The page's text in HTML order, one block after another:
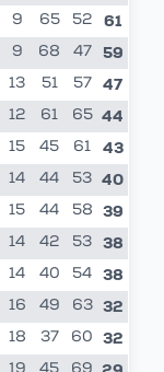
9 65 52 61
9 68 47 59
13 51 57 47
12 61 65 44
15 45 61 43
14 44 53 40
15 44 58 39
14 42 53 38
14 40 54 38
16 49 63 32
18 37 60 32